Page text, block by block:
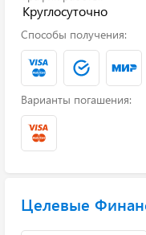
Круглосуточно
Способы получения:
Варианты погашения:
Целевые